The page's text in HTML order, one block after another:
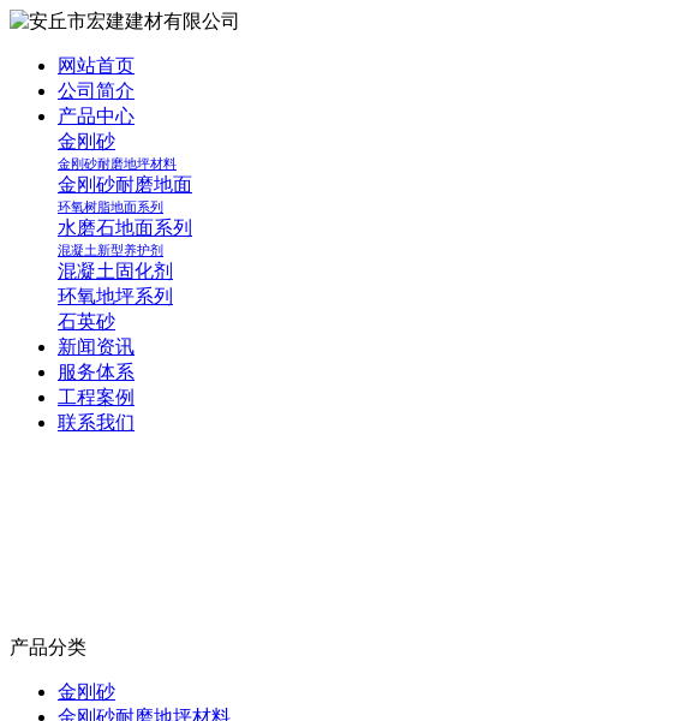
网站首页
公司简介
产品中心
金刚砂
金刚砂耐磨地坪材料
金刚砂耐磨地面
环氧树脂地面系列
水磨石地面系列
混凝土新型养护剂
混凝土固化剂
环氧地坪系列
石英砂
新闻资讯
服务体系
工程案例
联系我们
产品分类
金刚砂
金刚砂耐磨地坪材料